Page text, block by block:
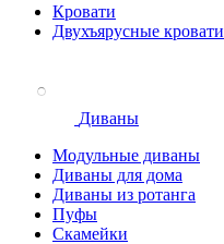
Кровати
Двухъярусные кровати
Диваны
Модульные диваны
Диваны для дома
Диваны из ротанга
Пуфы
Скамейки